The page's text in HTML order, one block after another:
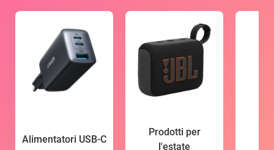
Alimentatori USB-C
Prodotti per
l'estate